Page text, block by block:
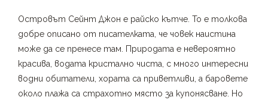
Островът Сейнт Джон е райско кътче. То е толкова
добре описано от писателката, че човек наистина
може да се пренесе там. Природата е невероятно
красива, водата кристално чиста, с много интересни
водни обитатели, хората са приветливи, а баровете
около плажа са страхотно място за купонясване. Но